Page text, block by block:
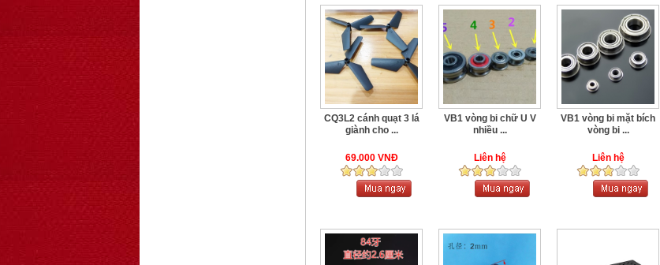
CQ3L2 cánh quạt 3 lá
giành cho ...
69.000 VNĐ
VB1 vòng bi chữ U V
nhiều ...
Liên hệ
VB1 vòng bi mặt bích
vòng bi ...
Liên hệ